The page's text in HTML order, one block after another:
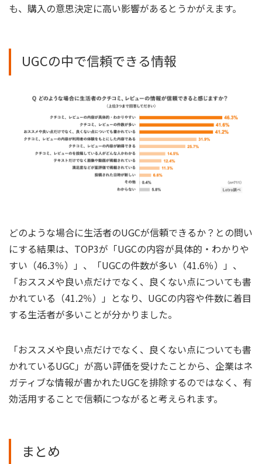
も、購入の意思決定に高い影響があるとうかがえます。
UGCの中で信頼できる情報
どのような場合に生活者のUGCが信頼できるか？との問い
にする結果は、TOP3が「UGCの内容が具体的・わかりや
すい（46.3％）」、「UGCの件数が多い（41.6％）」、
「おススメや良い点だけでなく、良くない点についても書
かれている（41.2％）」となり、UGCの内容や件数に着目
する生活者が多いことが分かりました。
「おススメや良い点だけでなく、良くない点についても書
かれているUGC」が高い評価を受けたことから、企業はネ
ガティブな情報が書かれたUGCを排除するのではなく、有
効活用することで信頼につながると考えられます。
まとめ